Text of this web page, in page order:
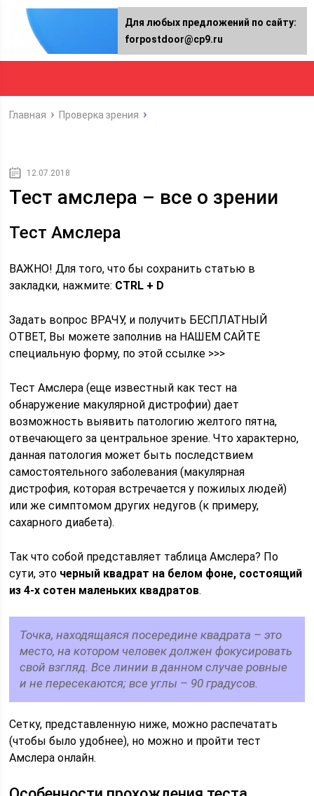
Главная Проверка зрения
12.07.2018
Тест амслера – все о зрении
Тест Амслера
ВАЖНО! Для того, что бы сохранить статью в
закладки, нажмите: CTRL + D
Задать вопрос ВРАЧУ, и получить БЕСПЛАТНЫЙ
ОТВЕТ, Вы можете заполнив на НАШЕМ САЙТЕ
специальную форму, по этой ссылке >>>
Тест Амслера (еще известный как тест на
обнаружение макулярной дистрофии) дает
возможность выявить патологию желтого пятна,
отвечающего за центральное зрение. Что характерно,
данная патология может быть последствием
самостоятельного заболевания (макулярная
дистрофия, которая встречается у пожилых людей)
или же симптомом других недугов (к примеру,
сахарного диабета).
Так что собой представляет таблица Амслера? По
сути, это черный квадрат на белом фоне, состоящий
из 4-х сотен маленьких квадратов.
Точка, находящаяся посередине квадрата – это
место, на котором человек должен фокусировать
свой взгляд. Все линии в данном случае ровные
и не пересекаются; все углы – 90 градусов.
Сетку, представленную ниже, можно распечатать
(чтобы было удобнее), но можно и пройти тест
Амслера онлайн.
Для любых предложений по сайту:
forpostdoor@cp9.ru